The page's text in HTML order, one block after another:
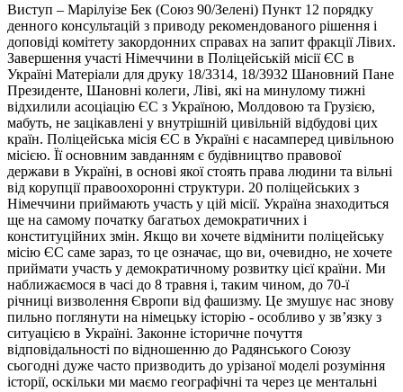
Виступ – Марілуізе Бек (Союз 90/Зелені) Пункт 12 порядку
денного консультацій з приводу рекомендованого рішення і
доповіді комітету закордонних справах на запит фракції Лівих.
Завершення участі Німеччини в Поліцейській місії ЄС в
Україні Матеріали для друку 18/3314, 18/3932 Шановний Пане
Президенте, Шановні колеги, Ліві, які на минулому тижні
відхилили асоціацію ЄС з Україною, Молдовою та Грузією,
мабуть, не зацікавлені у внутрішній цивільній відбудові цих
країн. Поліцейська місія ЄС в Україні є насамперед цивільною
місією. Її основним завданням є будівництво правової
держави в Україні, в основі якої стоять права людини та вільні
від корупції правоохоронні структури. 20 поліцейських з
Німеччини приймають участь у цій місії. Україна знаходиться
ще на самому початку багатьох демократичних і
конституційних змін. Якщо ви хочете відмінити поліцейську
місію ЄС саме зараз, то це означає, що ви, очевидно, не хочете
приймати участь у демократичному розвитку цієї країни. Ми
наближаємося в часі до 8 травня і, таким чином, до 70-ї
річниці визволення Європи від фашизму. Це змушує нас знову
пильно поглянути на німецьку історію - особливо у зв’язку з
ситуацією в Україні. Законне історичне почуття
відповідальності по відношенню до Радянського Союзу
сьогодні дуже часто призводить до урізаної моделі розуміння
історії, оскільки ми маємо географічні та через це ментальні